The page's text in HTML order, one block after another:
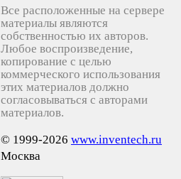
Все расположенные на сервере
материалы являются
собственностью их авторов.
Любое воспроизведение,
копирование с целью
коммерческого использования
этих материалов должно
согласовываться с авторами
материалов.
© 1999-2026 www.inventech.ru
Москва